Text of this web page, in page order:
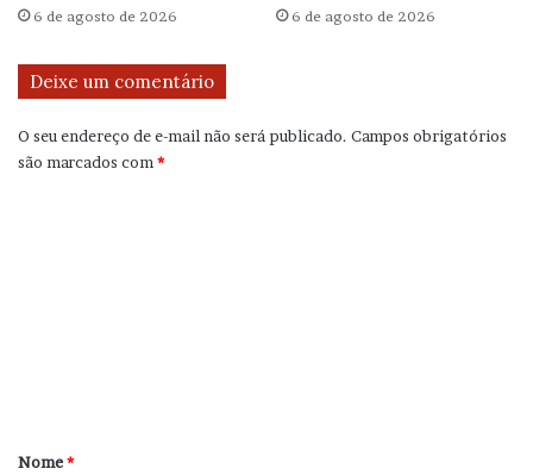
6 de agosto de 2026 6 de agosto de 2026
Deixe um comentário
O seu endereço de e-mail não será publicado. Campos obrigatórios
são marcados com *
r
Nome*